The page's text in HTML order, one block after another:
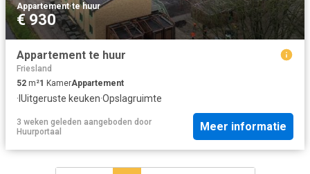
Appartement·te huur
€ 930
Appartement te huur
Friesland
52 m²1 KamerAppartement
· IUitgeruste keuken·Opslagruimte
3 weken geleden aangeboden door
Huurportaal
Meer informatie